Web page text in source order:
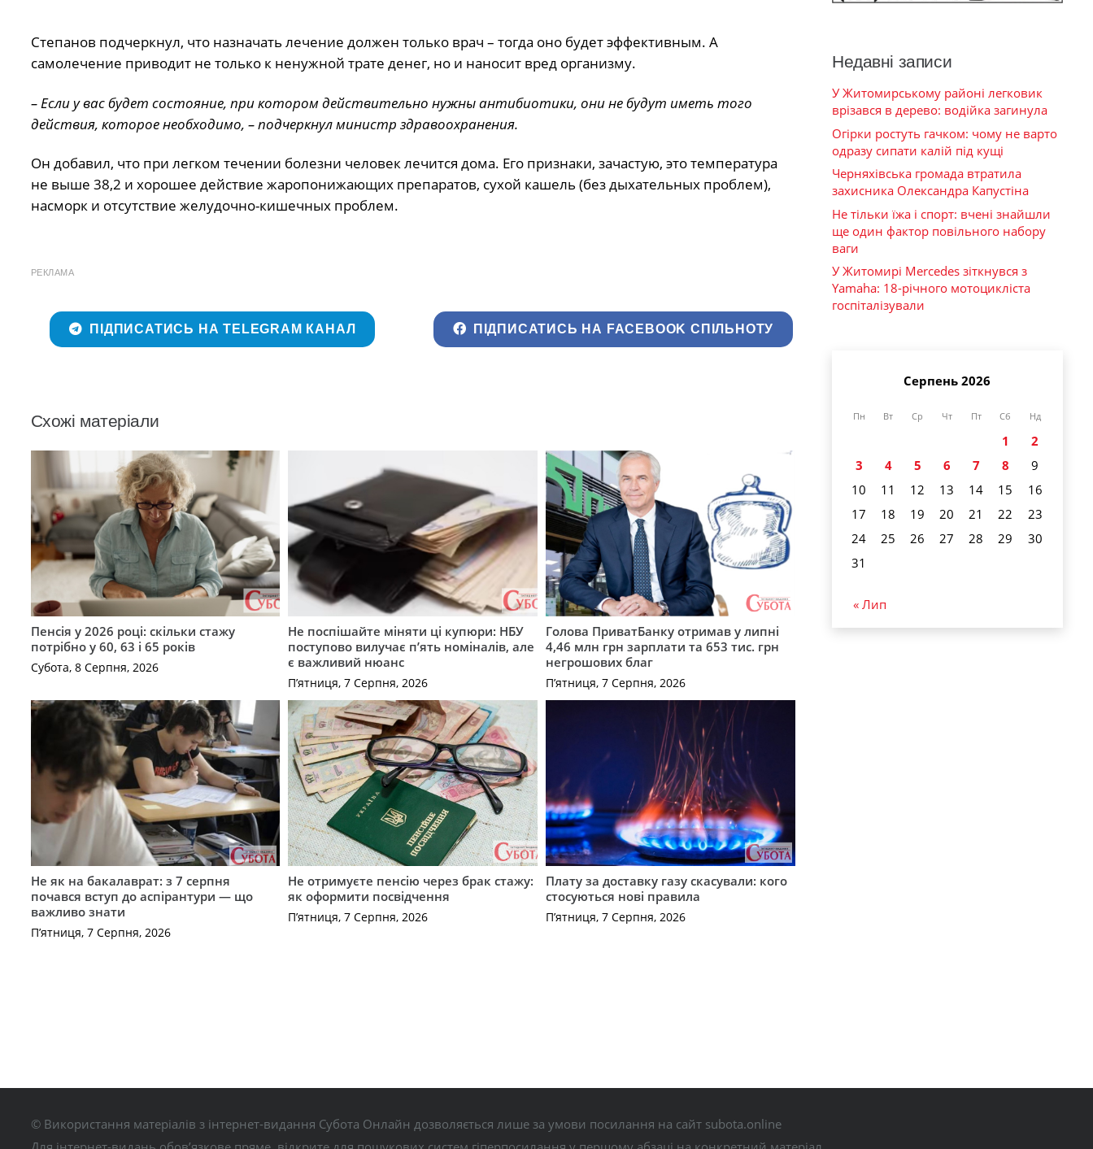
Степанов подчеркнул, что назначать лечение должен только врач – тогда оно будет эффективным. А
самолечение приводит не только к ненужной трате денег, но и наносит вред организму.
– Если у вас будет состояние, при котором действительно нужны антибиотики, они не будут иметь того
действия, которое необходимо, – подчеркнул министр здравоохранения.
Он добавил, что при легком течении болезни человек лечится дома. Его признаки, зачастую, это температура
не выше 38,2 и хорошее действие жаропонижающих препаратов, сухой кашель (без дыхательных проблем),
насморк и отсутствие желудочно-кишечных проблем.
РЕКЛАМА
ПІДПИСАТИСЬ НА TELEGRAM КАНАЛ ПІДПИСАТИСЬ НА FACEBOOK СПІЛЬНОТУ
Схожі матеріали
Пенсія у 2026 році: скільки стажу
потрібно у 60, 63 і 65 років
Субота, 8 Серпня, 2026
Не поспішайте міняти ці купюри: НБУ
поступово вилучає п’ять номіналів, але
є важливий нюанс
П’ятниця, 7 Серпня, 2026
Голова ПриватБанку отримав у липні
4,46 млн грн зарплати та 653 тис. грн
негрошових благ
П’ятниця, 7 Серпня, 2026
Не як на бакалаврат: з 7 серпня
почався вступ до аспірантури — що
важливо знати
П’ятниця, 7 Серпня, 2026
Не отримуєте пенсію через брак стажу:
як оформити посвідчення
П’ятниця, 7 Серпня, 2026
Плату за доставку газу скасували: кого
стосуються нові правила
П’ятниця, 7 Серпня, 2026
Недавні записи
У Житомирському районі легковик
врізався в дерево: водійка загинула
Огірки ростуть гачком: чому не варто
одразу сипати калій під кущі
Черняхівська громада втратила
захисника Олександра Капустіна
Не тільки їжа і спорт: вчені знайшли
ще один фактор повільного набору
ваги
У Житомирі Mercedes зіткнувся з
Yamaha: 18-річного мотоцикліста
госпіталізували
Серпень 2026
Пн Вт Ср Чт Пт Сб Нд
1
2
3
4 5 6 7 8
9
10
11 12 13 14 15
16
17
18 19 20 21 22
23
24
25 26 27 28 29
30
31
« Лип
© Використання матеріалів з інтернет-видання Субота Онлайн дозволяється лише за умови посилання на сайт subota.online